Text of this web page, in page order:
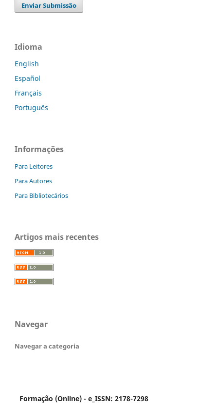
Enviar Submissão
Idioma
English
Español
Français
Português
Informações
Para Leitores
Para Autores
Para Bibliotecários
Artigos mais recentes
Navegar
Navegar a categoria
Formação (Online) - e_ISSN: 2178-7298